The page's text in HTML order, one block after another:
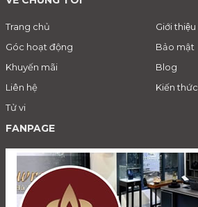
Trang chủ
Giới thiệu
Góc hoạt động
Bảo mật
Khuyến mãi
Blog
Liên hệ
Kiến thức
Tử vi
FANPAGE